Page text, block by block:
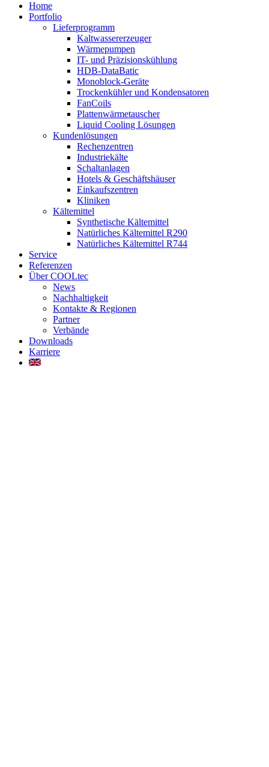
Home
Portfolio
Lieferprogramm
Kaltwassererzeuger
Wärmepumpen
IT- und Präzisionskühlung
HDB-DataBatic
Monoblock-Geräte
Trockenkühler und Kondensatoren
FanCoils
Plattenwärmetauscher
Liquid Cooling Lösungen
Kundenlösungen
Rechenzentren
Industriekälte
Schaltanlagen
Hotels & Geschäftshäuser
Einkaufszentren
Kliniken
Kältemittel
Synthetische Kältemittel
Natürliches Kältemittel R290
Natürliches Kältemittel R744
Service
Referenzen
Über COOLtec
News
Nachhaltigkeit
Kontakte & Regionen
Partner
Verbände
Downloads
Karriere